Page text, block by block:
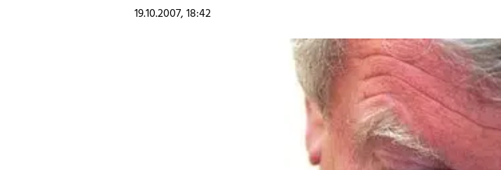
19.10.2007, 18:42